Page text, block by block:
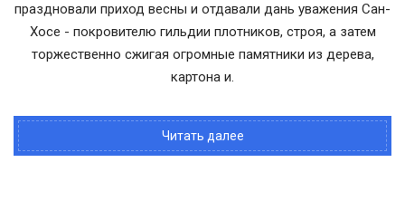
праздновали приход весны и отдавали дань уважения Сан-
Хосе - покровителю гильдии плотников, строя, а затем
торжественно сжигая огромные памятники из дерева,
картона и.
Читать далее